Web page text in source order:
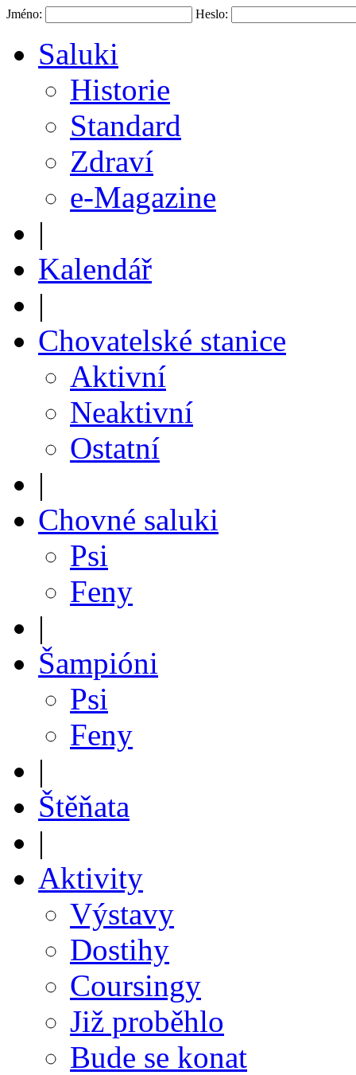
Jméno: Heslo:
Saluki
Historie
Standard
Zdraví
e-Magazine
|
Kalendář
|
Chovatelské stanice
Aktivní
Neaktivní
Ostatní
|
Chovné saluki
Psi
Feny
|
Šampióni
Psi
Feny
|
Štěňata
|
Aktivity
Výstavy
Dostihy
Coursingy
Již proběhlo
Bude se konat